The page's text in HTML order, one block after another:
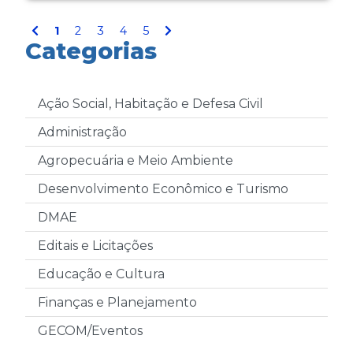
1 2 3 4 5
Categorias
Ação Social, Habitação e Defesa Civil
Administração
Agropecuária e Meio Ambiente
Desenvolvimento Econômico e Turismo
DMAE
Editais e Licitações
Educação e Cultura
Finanças e Planejamento
GECOM/Eventos